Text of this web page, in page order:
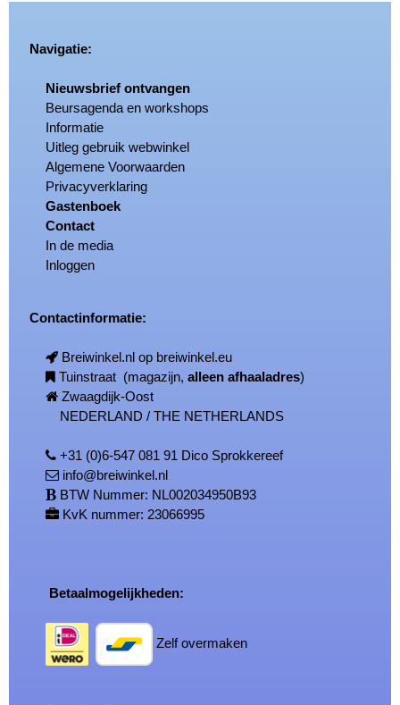
Navigatie:
Nieuwsbrief ontvangen
Beursagenda en workshops
Informatie
Uitleg gebruik webwinkel
Algemene Voorwaarden
Privacyverklaring
Gastenboek
Contact
In de media
Inloggen
Contactinformatie:
Breiwinkel.nl op breiwinkel.eu
Tuinstraat (magazijn,alleen afhaaladres)
Zwaagdijk-Oost
NEDERLAND / THE NETHERLANDS
+31 (0)6-547 081 91 Dico Sprokkereef
info@breiwinkel.nl
BTW Nummer: NL002034950B93
KvK nummer: 23066995
Betaalmogelijkheden:
Zelf overmaken